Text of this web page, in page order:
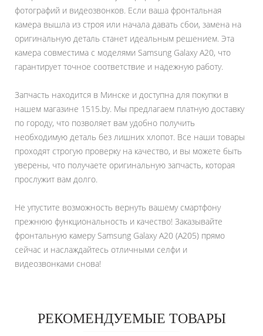
фотографий и видеозвонков. Если ваша фронтальная
камера вышла из строя или начала давать сбои, замена на
оригинальную деталь станет идеальным решением. Эта
камера совместима с моделями Samsung Galaxy A20, что
гарантирует точное соответствие и надежную работу.
Запчасть находится в Минске и доступна для покупки в
нашем магазине 1515.by. Мы предлагаем платную доставку
по городу, что позволяет вам удобно получить
необходимую деталь без лишних хлопот. Все наши товары
проходят строгую проверку на качество, и вы можете быть
уверены, что получаете оригинальную запчасть, которая
прослужит вам долго.
Не упустите возможность вернуть вашему смартфону
прежнюю функциональность и качество! Заказывайте
фронтальную камеру Samsung Galaxy A20 (A205) прямо
сейчас и наслаждайтесь отличными селфи и
видеозвонками снова!
РЕКОМЕНДУЕМЫЕ ТОВАРЫ